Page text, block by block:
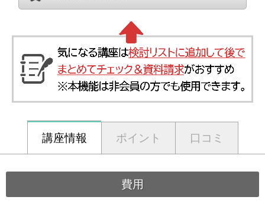
講座情報 ポイント 口コミ
費用